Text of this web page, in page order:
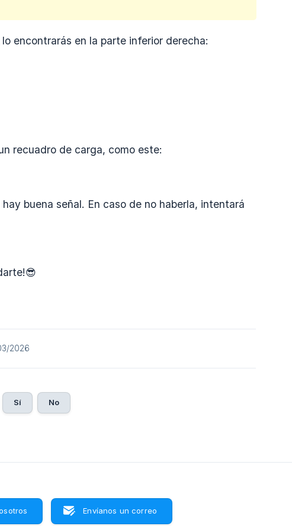
encontrarás en la parte inferior derecha:
recuadro de carga, como este:
buena señal. En caso de no haberla, intentará
2026
Sí No
Envíanos un correo